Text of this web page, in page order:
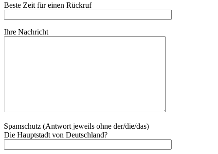
Beste Zeit für einen Rückruf
Ihre Nachricht
Spamschutz (Antwort jeweils ohne der/die/das)
Die Hauptstadt von Deutschland?